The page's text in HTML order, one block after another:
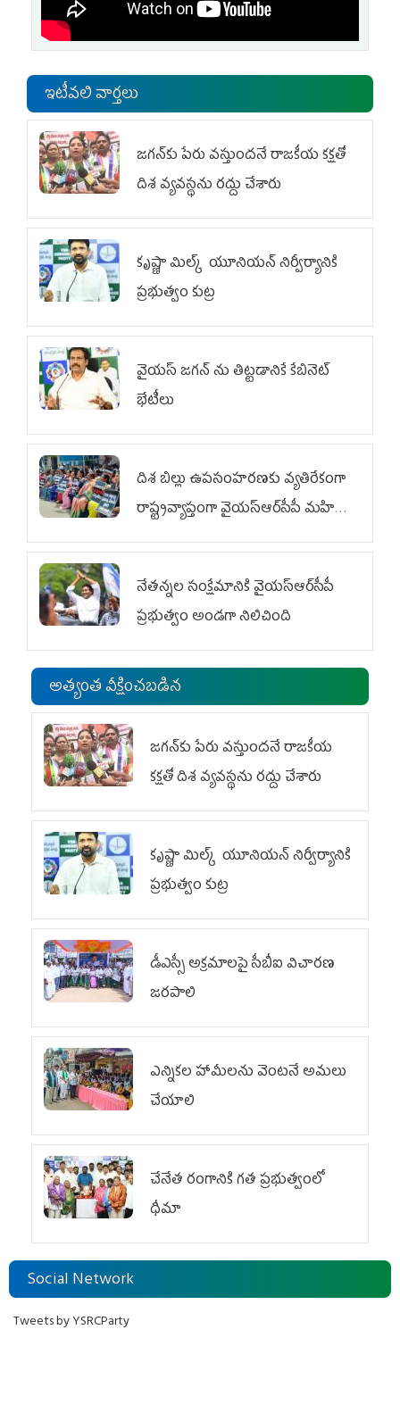
ఇటీవలి వార్తలు
జగన్‌కు పేరు వస్తుందనే రాజకీయ కక్షతో
దిశ వ్య‌వ‌స్థ‌ను రద్దు చేశారు
కృష్ణా మిల్క్‌ యూనియన్‌ నిర్వీర్యానికి
ప్రభుత్వం కుట్ర
వైయ‌స్ జగన్‌ ను తిట్టడానికే కేబినెట్‌
భేటీలు
దిశ బిల్లు ఉపసంహరణకు వ్యతిరేకంగా
రాష్ట్రవ్యాప్తంగా వైయ‌స్ఆర్‌సీపీ మహిళా
విభాగం ఆందోళనలు
నేతన్నల సంక్షేమానికి వైయ‌స్ఆర్‌సీపీ
ప్రభుత్వం అండగా నిలిచింది
అత్యంత వీక్షించబడిన
జగన్‌కు పేరు వస్తుందనే రాజకీయ
కక్షతో దిశ వ్య‌వ‌స్థ‌ను రద్దు చేశారు
కృష్ణా మిల్క్‌ యూనియన్‌ నిర్వీర్యానికి
ప్రభుత్వం కుట్ర
డీఎస్సీ అక్రమాలపై సీబీఐ విచారణ
జరపాలి
ఎన్నికల హామీలను వెంటనే అమలు
చేయాలి
చేనేత రంగానికి గత ప్రభుత్వంలో
ధీమా
Social Network
Tweets by YSRCParty